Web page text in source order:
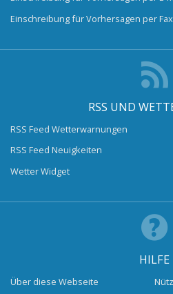
Einschreibung für Vorhersagen per Fax
RSS UND
RSS Feed Wetterwarnungen
RSS Feed Neuigkeiten
Wetter Widget
HILFE
Über diese Webseite